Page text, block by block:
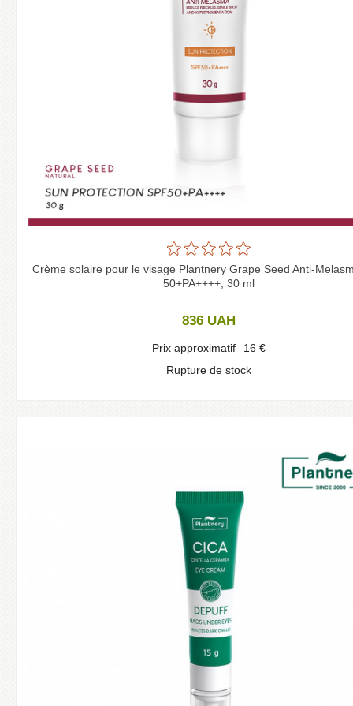
Crème solaire pour le visage Plantnery Grape Seed Anti-
50+PA++++, 30 ml
836 UAH
Prix approximatif 16 €
Rupture de stock